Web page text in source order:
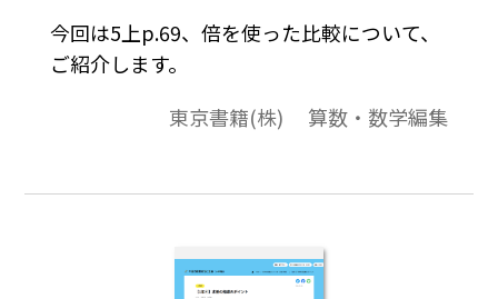
今回は5上p.69、倍を使った比較について、
ご紹介します。
東京書籍(株) 算数・数学編集